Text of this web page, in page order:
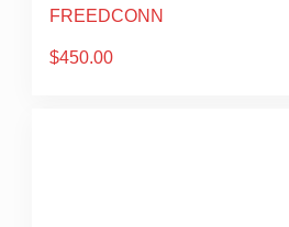
FREEDCONN
$450.00